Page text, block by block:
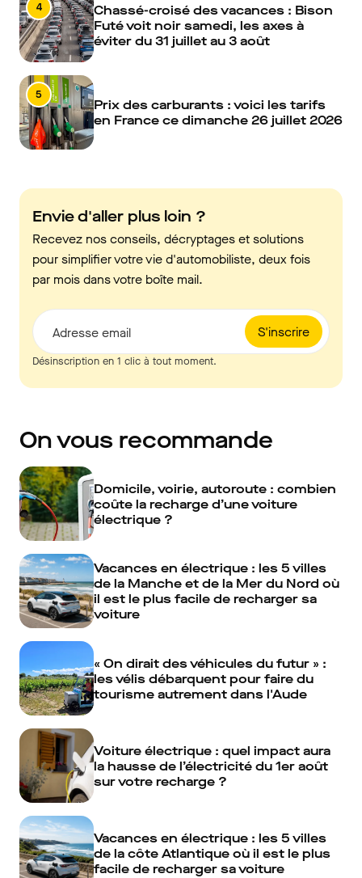
4
Chassé-croisé des vacances : Bison
Futé voit noir samedi, les axes à
éviter du 31 juillet au 3 août
5
Prix des carburants : voici les tarifs
en France ce dimanche 26 juillet 2026
Envie d'aller plus loin ?
Recevez nos conseils, décryptages et solutions
pour simplifier votre vie d'automobiliste, deux fois
par mois dans votre boîte mail.
S'inscrire
Adresse email
Désinscription en 1 clic à tout moment.
On vous recommande
Domicile, voirie, autoroute : combien
coûte la recharge d’une voiture
électrique ?
Vacances en électrique : les 5 villes
de la Manche et de la Mer du Nord où
il est le plus facile de recharger sa
voiture
« On dirait des véhicules du futur » :
les vélis débarquent pour faire du
tourisme autrement dans l'Aude
Voiture électrique : quel impact aura
la hausse de l’électricité du 1er août
sur votre recharge ?
Vacances en électrique : les 5 villes
de la côte Atlantique où il est le plus
facile de recharger sa voiture